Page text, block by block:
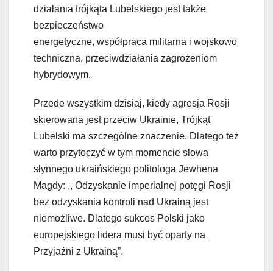
działania trójkąta Lubelskiego jest także
bezpieczeństwo
energetyczne, współpraca militarna i wojskowo
techniczna, przeciwdziałania zagrożeniom
hybrydowym.
Przede wszystkim dzisiaj, kiedy agresja Rosji
skierowana jest przeciw Ukrainie, Trójkąt
Lubelski ma szczególne znaczenie. Dlatego też
warto przytoczyć w tym momencie słowa
słynnego ukraińskiego politologa Jewhena
Magdy: ,, Odzyskanie imperialnej potęgi Rosji
bez odzyskania kontroli nad Ukrainą jest
niemożliwe. Dlatego sukces Polski jako
europejskiego lidera musi być oparty na
Przyjaźni z Ukrainą”.